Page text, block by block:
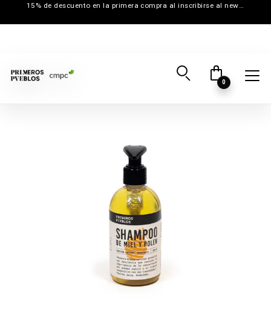
15% de descuento en la primera compra al inscribirse al newsletter
0